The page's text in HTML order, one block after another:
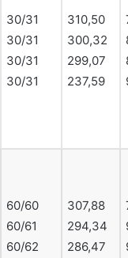
30/31
30/31
30/31
30/31
310,50
300,32
299,07
237,59
60/60
60/61
60/62
307,88
294,34
286,47